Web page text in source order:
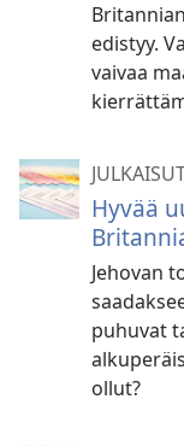
edistyy.
vaivaa
Hyvää
Jehovan
puhuvat
ollut?